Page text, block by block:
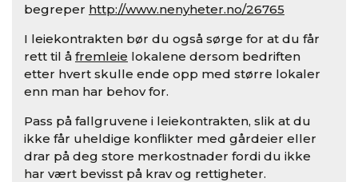
begreper http://www.nenyheter.no/26765
I leiekontrakten bør du også sørge for at du får
rett til å fremleie lokalene dersom bedriften
etter hvert skulle ende opp med større lokaler
enn man har behov for.
Pass på fallgruvene i leiekontrakten, slik at du
ikke får uheldige konflikter med gårdeier eller
drar på deg store merkostnader fordi du ikke
har vært bevisst på krav og rettigheter.